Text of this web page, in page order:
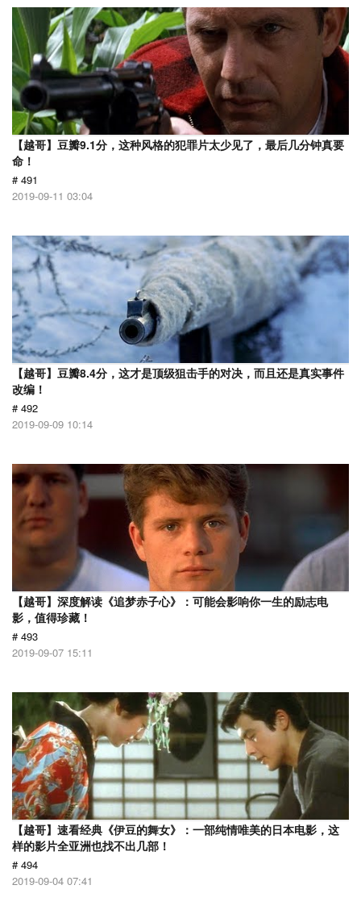
【越哥】豆瓣9.1分，这种风格的犯罪片太少见了，最后几分钟真要
命！
# 491
2019-09-11 03:04
【越哥】豆瓣8.4分，这才是顶级狙击手的对决，而且还是真实事件
改编！
# 492
2019-09-09 10:14
【越哥】深度解读《追梦赤子心》：可能会影响你一生的励志电
影，值得珍藏！
# 493
2019-09-07 15:11
【越哥】速看经典《伊豆的舞女》：一部纯情唯美的日本电影，这
样的影片全亚洲也找不出几部！
# 494
2019-09-04 07:41